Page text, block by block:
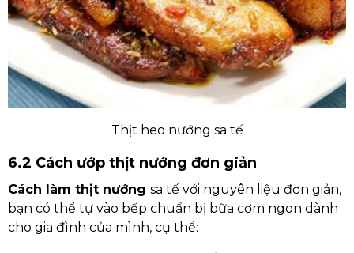
Thịt heo nướng sa tế
6.2 Cách ướp thịt nướng đơn giản
Cách làm thịt nướng sa tế với nguyên liệu đơn giản,
bạn có thể tự vào bếp chuẩn bị bữa cơm ngon dành
cho gia đình của mình, cụ thể: